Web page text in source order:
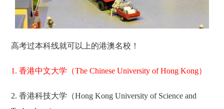
高考过本科线就可以上的港澳名校！
1. 香港中文大学（The Chinese University of Hong Kong）
2. 香港科技大学（Hong Kong University of Science and